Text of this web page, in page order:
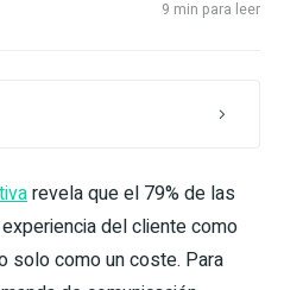
9 min para leer
revela que el 79% de las
del cliente como
solo como un coste. Para